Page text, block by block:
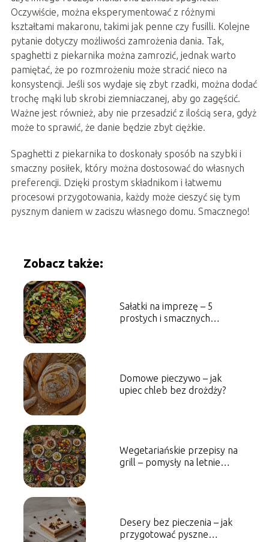
Oczywiście, można eksperymentować z różnymi
kształtami makaronu, takimi jak penne czy fusilli. Kolejne
pytanie dotyczy możliwości zamrożenia dania. Tak,
spaghetti z piekarnika można zamrozić, jednak warto
pamiętać, że po rozmrożeniu może stracić nieco na
konsystencji. Jeśli sos wydaje się zbyt rzadki, można dodać
trochę mąki lub skrobi ziemniaczanej, aby go zagęścić.
Ważne jest również, aby nie przesadzić z ilością sera, gdyż
może to sprawić, że danie będzie zbyt ciężkie.
Spaghetti z piekarnika to doskonały sposób na szybki i
smaczny posiłek, który można dostosować do własnych
preferencji. Dzięki prostym składnikom i łatwemu
procesowi przygotowania, każdy może cieszyć się tym
pysznym daniem w zaciszu własnego domu. Smacznego!
Zobacz także:
Sałatki na imprezę – 5
prostych i smacznych
Domowe pieczywo – jak
upiec chleb bez drożdży?
Wegetariańskie przepisy na
grill – pomysły na letnie
Desery bez pieczenia – jak
przygotować pyszne